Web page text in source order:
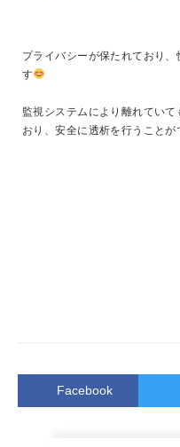
プライバシーが保たれており
す
監視システムにより離れてい
おり、安全に透析を行うことが
Facebook